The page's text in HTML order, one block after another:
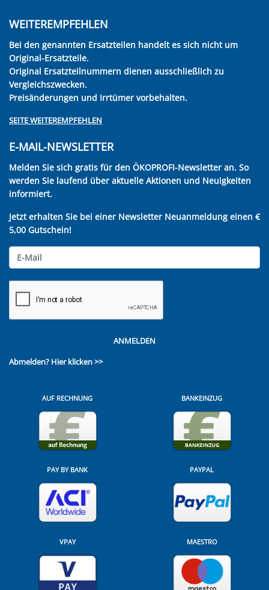
WEITEREMPFEHLEN
Bei den genannten Ersatzteilen handelt es sich nicht um
Original-Ersatzteile.
Original Ersatzteilnummern dienen ausschließlich zu
Vergleichszwecken.
Preisänderungen und Irrtümer vorbehalten.
SEITE WEITEREMPFEHLEN
E-MAIL-NEWSLETTER
Melden Sie sich gratis für den ÖKOPROFI-Newsletter an. So
werden Sie laufend über aktuelle Aktionen und Neuigkeiten
informiert.
Jetzt erhalten Sie bei einer Newsletter Neuanmeldung einen €
5,00 Gutschein!
ANMELDEN
Abmelden? Hier klicken >>
AUF RECHNUNG BANKEINZUG
PAY BY BANK PAYPAL
VPAY MAESTRO